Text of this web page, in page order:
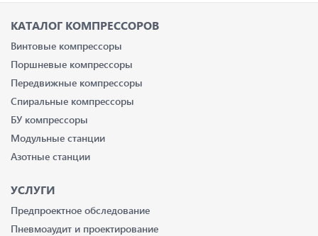
КАТАЛОГ КОМПРЕССОРОВ
Винтовые компрессоры
Поршневые компрессоры
Передвижные компрессоры
Спиральные компрессоры
БУ компрессоры
Модульные станции
Азотные станции
УСЛУГИ
Предпроектное обследование
Пневмоаудит и проектирование